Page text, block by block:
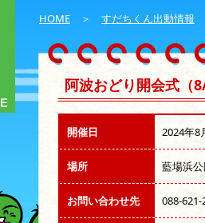
HOME ＞ すだちくん出動情報
阿波おどり開会式（
開催日 2024年8
場所 藍場浜
お問い合わせ先 088-621-